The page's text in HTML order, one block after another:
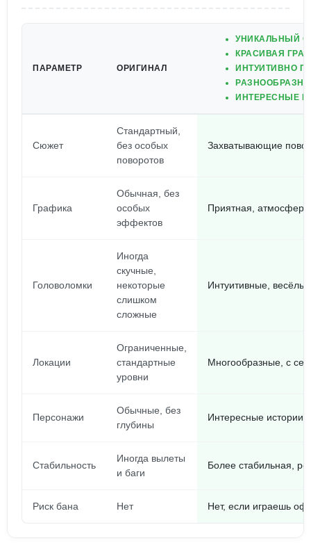
ПАРАМЕТР ОРИГИНАЛ
УНИКАЛЬНЫЙ
КРАСИВАЯ
ИНТУИТИВНО
ИНТЕРЕСНЫЕ
Сюжет
Стандартный,
без особых
поворотов
Захватывающие
Графика
Обычная, без
особых
эффектов
Приятная,
Головоломки
Иногда
скучные,
некоторые
слишком
сложные
Интуитивные,
Локации
Ограниченные,
стандартные
уровни
Многообразные, с
Персонажи
Обычные, без
глубины
Интересные истории
Стабильность
Иногда вылеты
и баги
Более стабильная,
Риск бана Нет Нет, если играешь